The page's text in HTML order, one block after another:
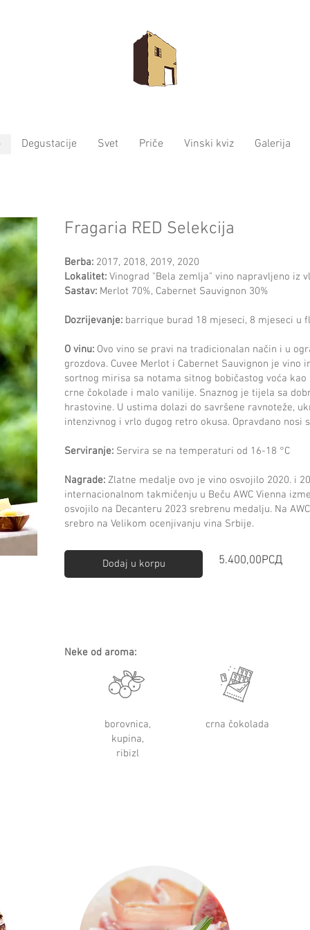
Degustacije Svet Priče Vinski kviz Galerija
Fragaria RED Selekcija
Berba: 2017, 2018, 2019, 2020
Lokalitet: Vinograd "Bela zemlja" vino napravljeno iz
Sastav: Merlot 70%, Cabernet Sauvignon 30%
Dozrijevanje: barrique burad 18 mjeseci, 8 mjeseci u
O vinu: Ovo vino se pravi na tradicionalan način i u
grozdova. Cuvee Merlot i Cabernet Sauvignon je vino
sortnog mirisa sa notama sitnog bobičastog voća
crne čokolade i malo vanilije. Snaznog je tijela sa
hrastovine. U ustima dolazi do savršene ravnoteže,
intenzivnog i vrlo dugog retro okusa. Opravdano
​Serviranje: Servira se na temperaturi od 16-18 °C
Nagrade: Zlatne medalje ovo je vino osvojilo 2020. i
internacionalnom takmičenju u Beču AWC Vienna
osvojilo na Decanteru 2023 srebrenu medalju. Na
srebro na Velikom ocenjivanju vina Srbije.
Dodaj u korpu 5.400,00РСДPrice
Neke od aroma:
borovnica,
kupina,
ribizl
crna čokolada